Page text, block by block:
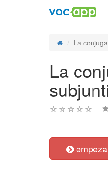
La
La